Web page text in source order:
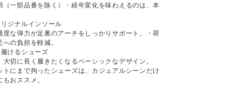
（一部品番を除く）・経年変化を味わえるのは、本
ジナルインソール
度な弾力が足裏のアーチをしっかりサポート。・荷
の負担を軽減。
けるシューズ
大切に長く履きたくなるベーシックなデザイン。
トにまで拘ったシューズは、カジュアルシーンだけ
おススメ。